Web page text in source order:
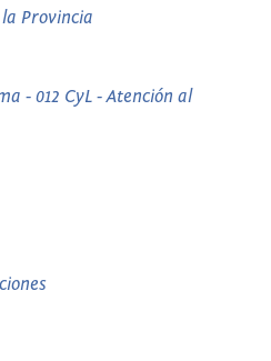
Provincia
- 012 CyL - Atención al